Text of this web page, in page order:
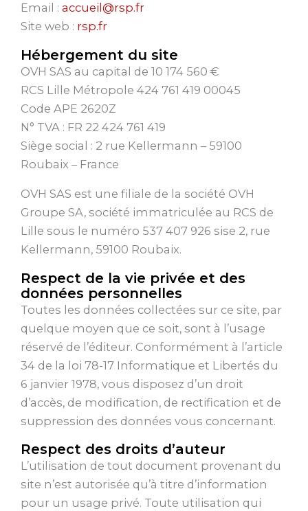
Email : accueil@rsp.fr
Site web : rsp.fr
Hébergement du site
OVH SAS au capital de 10 174 560 €
RCS Lille Métropole 424 761 419 00045
Code APE 2620Z
N° TVA : FR 22 424 761 419
Siège social : 2 rue Kellermann – 59100
Roubaix – France
OVH SAS est une filiale de la société OVH
Groupe SA, société immatriculée au RCS de
Lille sous le numéro 537 407 926 sise 2, rue
Kellermann, 59100 Roubaix.
Respect de la vie privée et des
données personnelles
Toutes les données collectées sur ce site, par
quelque moyen que ce soit, sont à l’usage
réservé de l’éditeur. Conformément à l’article
34 de la loi 78-17 Informatique et Libertés du
6 janvier 1978, vous disposez d’un droit
d’accès, de modification, de rectification et de
suppression des données vous concernant.
Respect des droits d’auteur
L’utilisation de tout document provenant du
site n’est autorisée qu’à titre d’information
pour un usage privé. Toute utilisation qui